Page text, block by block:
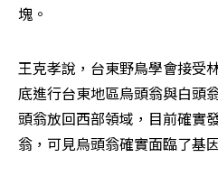
塊。
王克孝說，台東野鳥學會接受
底進行台東地區烏頭翁與白頭
頭翁放回西部領域，目前確實
翁，可見烏頭翁確實面臨了基